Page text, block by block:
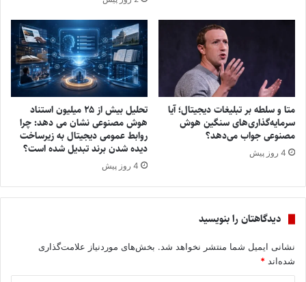
متا و سلطه بر تبلیغات دیجیتال؛ آیا
سرمایه‌گذاری‌های سنگین هوش
مصنوعی جواب می‌دهد؟
4 روز پیش
تحلیل بیش از ۲۵ میلیون استناد
هوش مصنوعی نشان می ‌دهد: چرا
روابط عمومی دیجیتال به زیرساخت
دیده‌ شدن برند تبدیل شده است؟
4 روز پیش
دیدگاهتان را بنویسید
نشانی ایمیل شما منتشر نخواهد شد. بخش‌های موردنیاز علامت‌گذاری
شده‌اند *